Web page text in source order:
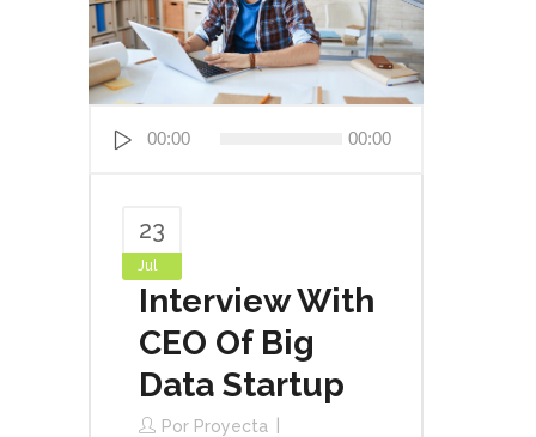
00:00 00:00
23
Jul
Interview With
CEO Of Big
Data Startup
Por Proyecta